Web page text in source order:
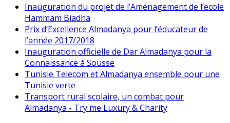
Inauguration du projet de l’Aménagement de l’ecole
Hammam Biadha
Prix d’Excellence Almadanya pour l’éducateur de
l’année 2017/2018
Inauguration officielle de Dar Almadanya pour la
Connaissance à Sousse
Tunisie Telecom et Almadanya ensemble pour une
Tunisie verte
Transport rural scolaire, un combat pour
Almadanya - Try me Luxury & Charity